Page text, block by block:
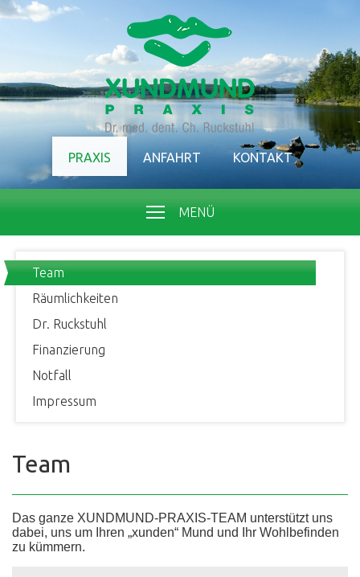
PRAXIS ANFAHRT KONTAKT
MENÜ
Team
Räumlichkeiten
Dr. Ruckstuhl
Finanzierung
Notfall
Impressum
Team
Das ganze XUNDMUND-PRAXIS-TEAM unterstützt uns
dabei, uns um Ihren „xunden“ Mund und Ihr Wohlbefinden
zu kümmern.